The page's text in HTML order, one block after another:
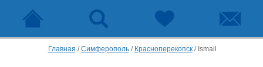
Главная /Симферополь/ Красноперекопск/ Ismail